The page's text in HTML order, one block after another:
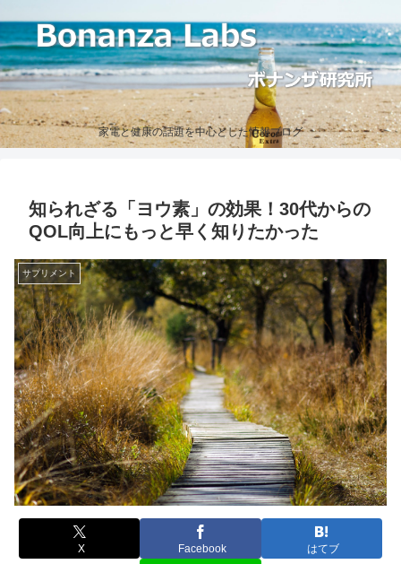
家電と健康の話題を中心とした情報ブログ
知られざる「ヨウ素」の効果！30代からの
QOL向上にもっと早く知りたかった
サプリメント
X Facebook はてブ